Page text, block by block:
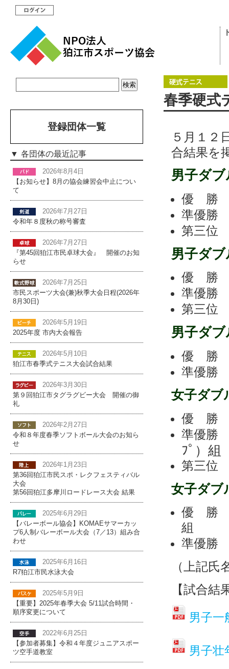
春季硬式
５月１２
合結果を
男子ダ
優
準優
第三
男子ダ
優
準優
第三
男子ダ
優
準優
女子ダブ
優
準優
ﾌﾟ）組
第三
女子ダブ
優
組
準優勝
（上記
【試合結
男子一
男子壮
登録団体一覧
各団体の最近記事
2026年8月4日
【お知らせ】8月の協会練習会中止につい
て
2026年7月27日
令和年８度秋の称号審査
2026年7月27日
『第45回狛江市民卓球大会』 開催のお知
らせ
2026年7月25日
市民スポーツ大会(兼)秋季大会日程(2026年
8月30日)
2026年5月19日
2025年度 市内大会報告
2026年5月10日
狛江市春季式テニス大会試合結果
2026年3月30日
第９回狛江市タグラグビー大会 開催の御
礼
2026年2月27日
令和８年度春季ソフトボール大会のお知ら
せ
2026年1月23日
第36回狛江市民スポ・レクフェスティバル
大会
第56回狛江多摩川ロードレース大会 結果
2025年6月29日
【バレーボール協会】KOMAEサマーカッ
プ6人制バレーボール大会（7／13）組み合
わせ
2025年6月16日
R7狛江市民水泳大会
2025年5月9日
【重要】2025年春季大会 5/11試合時間・
順序変更について
2022年6月25日
【参加者募集】令和４年度ジュニアスポー
ツ空手道教室